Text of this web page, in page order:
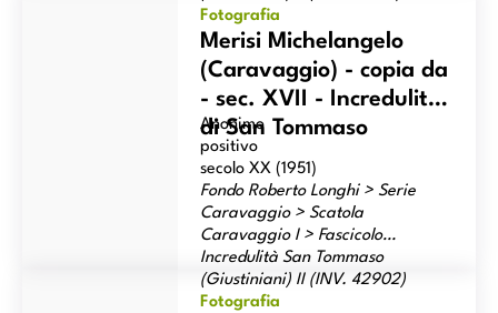
Incredulità di San Tommaso
Merisi Michelangelo
(Caravaggio) - copia da
- sec. XVII - Incredulità
di San Tommaso
Anonimo
Fotografia
positivo
secolo XX (1951)
Fondo Roberto Longhi > Serie
Caravaggio > Scatola
Caravaggio I > Fascicolo
Incredulità San Tommaso
(Giustiniani) II (INV. 42902)
Merisi Michelangelo (Caravaggio) - sec. XVII - Incredulità di
Fotografia